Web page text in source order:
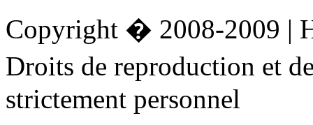
Copyright � 2008-2009 |
Droits de reproduction et
strictement personnel